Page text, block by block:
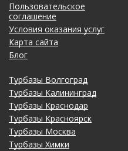
Пользовательское
соглашение
Условия оказания услуг
Карта сайта
Блог
Турбазы Волгоград
Турбазы Калининград
Турбазы Краснодар
Турбазы Красноярск
Турбазы Москва
Турбазы Химки